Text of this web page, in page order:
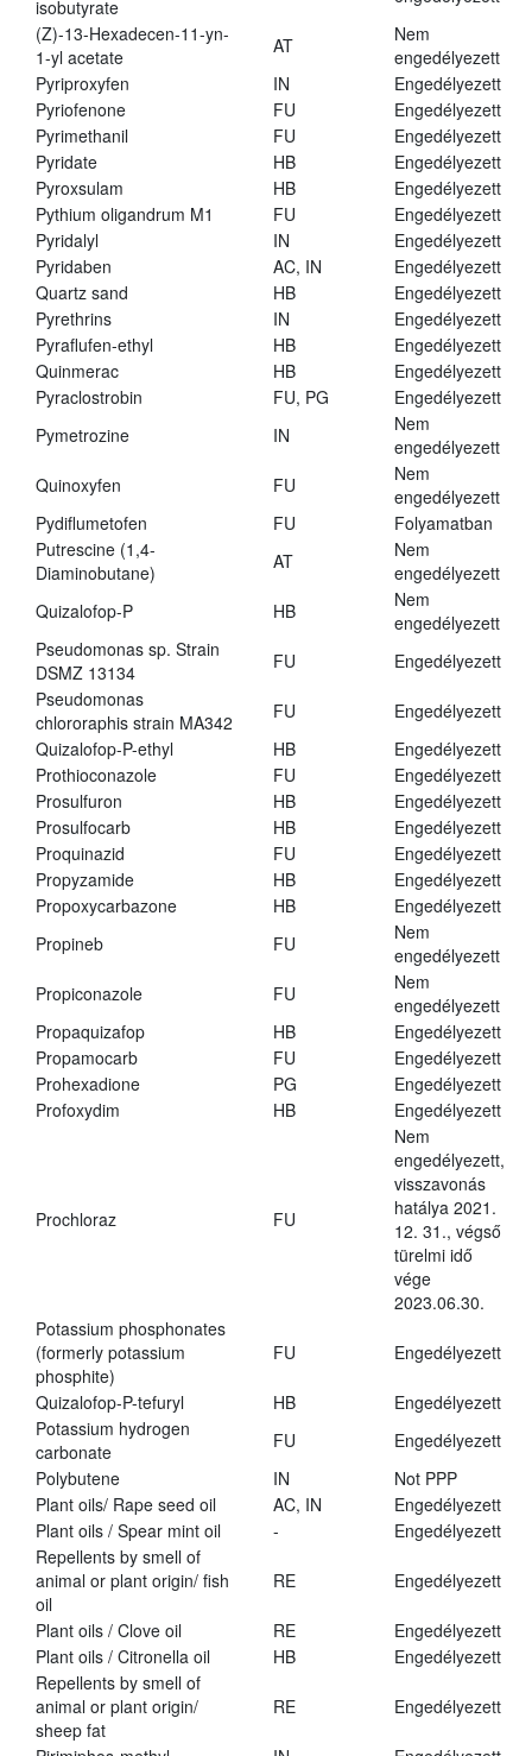
isobutyrate
(Z)-13-Hexadecen-11-yn-
1-yl acetate
AT
Nem
engedélyezett
Pyriproxyfen
IN
Engedélyezett
Pyriofenone
FU
Engedélyezett
Pyrimethanil
FU
Engedélyezett
Pyridate
HB
Engedélyezett
Pyroxsulam
HB
Engedélyezett
Pythium oligandrum M1
FU
Engedélyezett
Pyridalyl
IN
Engedélyezett
Pyridaben
AC, IN
Engedélyezett
Quartz sand
HB
Engedélyezett
Pyrethrins
IN
Engedélyezett
Pyraflufen-ethyl
HB
Engedélyezett
Quinmerac
HB
Engedélyezett
Pyraclostrobin
FU, PG
Engedélyezett
Pymetrozine
IN
Nem
engedélyezett
Quinoxyfen
FU
Nem
engedélyezett
Pydiflumetofen
FU
Folyamatban
Putrescine (1,4-
Diaminobutane)
AT
Nem
engedélyezett
Quizalofop-P
HB
Nem
engedélyezett
Pseudomonas sp. Strain
DSMZ 13134
FU
Engedélyezett
Pseudomonas
chlororaphis strain MA342
FU
Engedélyezett
Quizalofop-P-ethyl
HB
Engedélyezett
Prothioconazole
FU
Engedélyezett
Prosulfuron
HB
Engedélyezett
Prosulfocarb
HB
Engedélyezett
Proquinazid
FU
Engedélyezett
Propyzamide
HB
Engedélyezett
Propoxycarbazone
HB
Engedélyezett
Propineb
FU
Nem
engedélyezett
Propiconazole
FU
Nem
engedélyezett
Propaquizafop
HB
Engedélyezett
Propamocarb
FU
Engedélyezett
Prohexadione
PG
Engedélyezett
Profoxydim
HB Engedélyezett
Prochloraz FU
Nem
engedélyezett,
visszavonás
hatálya 2021.
12. 31., végső
türelmi idő
vége
2023.06.30.
Potassium phosphonates
(formerly potassium
phosphite)
FU Engedélyezett
Quizalofop-P-tefuryl HB
Engedélyezett
Potassium hydrogen
carbonate
FU
Engedélyezett
Polybutene
IN
Not PPP
Plant oils/ Rape seed oil
AC, IN
Engedélyezett
Plant oils / Spear mint oil
-
Engedélyezett
Repellents by smell of
animal or plant origin/ fish
oil
RE Engedélyezett
Plant oils / Clove oil RE
Engedélyezett
Plant oils / Citronella oil
HB
Engedélyezett
Repellents by smell of
animal or plant origin/
sheep fat
RE Engedélyezett